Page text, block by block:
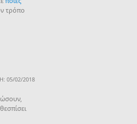
τρόπο
05/02/2018